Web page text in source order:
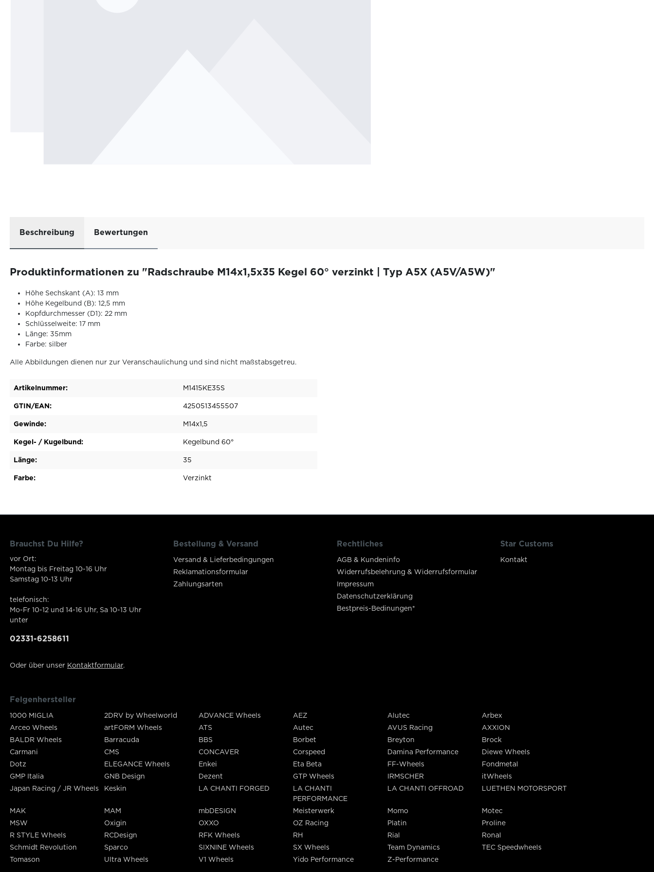
Beschreibung Bewertungen
Produktinformationen zu "Radschraube M14x1,5x35 Kegel 60° verzinkt | Typ A5X (A5V/A5W)"
Höhe Sechskant (A): 13 mm
Höhe Kegelbund (B): 12,5 mm
Kopfdurchmesser (D1): 22 mm
Schlüsselweite: 17 mm
Länge: 35mm
Farbe: silber
Alle Abbildungen dienen nur zur Veranschaulichung und sind nicht maßstabsgetreu.
Artikelnummer: M1415KE35S
GTIN/EAN: 4250513455507
Gewinde: M14x1,5
Kegel- / Kugelbund: Kegelbund 60°
Länge: 35
Farbe: Verzinkt
Brauchst Du Hilfe?
vor Ort:
Montag bis Freitag 10-16 Uhr
Samstag 10-13 Uhr
telefonisch:
Mo-Fr 10-12 und 14-16 Uhr, Sa 10-13 Uhr
unter
02331-6258611
Oder über unser Kontaktformular.
Bestellung & Versand
Versand & Lieferbedingungen
Reklamationsformular
Zahlungsarten
Rechtliches
AGB & Kundeninfo
Widerrufsbelehrung & Widerrufsformular
Impressum
Datenschutzerklärung
Bestpreis-Bedinungen*
Star Customs
Kontakt
Felgenhersteller
1000 MIGLIA 2DRV by Wheelworld ADVANCE Wheels AEZ Alutec
Arbex
Arceo Wheels
artFORM Wheels ATS Autec AVUS Racing
AXXION
BALDR Wheels
Barracuda BBS Borbet Breyton
Brock
Carmani
CMS CONCAVER Corspeed Damina Performance
Diewe Wheels
Dotz
ELEGANCE Wheels Enkei Eta Beta FF-Wheels
Fondmetal
GMP Italia
GNB Design Dezent GTP Wheels IRMSCHER
itWheels
Japan Racing / JR Wheels
Keskin LA CHANTI FORGED
LA CHANTI
PERFORMANCE
LA CHANTI OFFROAD LUETHEN MOTORSPORT
MAK MAM mbDESIGN Meisterwerk Momo
Motec
MSW
Oxigin OXXO OZ Racing Platin
Proline
R STYLE Wheels
RCDesign RFK Wheels RH Rial
Ronal
Schmidt Revolution
Sparco SIXNINE Wheels SX Wheels Team Dynamics
TEC Speedwheels
Tomason
Ultra Wheels V1 Wheels Yido Performance Z-Performance